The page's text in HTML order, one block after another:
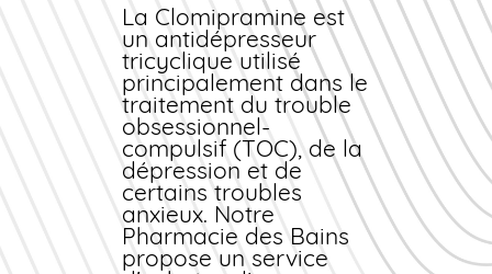
La Clomipramine est
un antidépresseur
tricyclique utilisé
principalement dans le
traitement du trouble
obsessionnel-
compulsif (TOC), de la
dépression et de
certains troubles
anxieux. Notre
Pharmacie des Bains
propose un service